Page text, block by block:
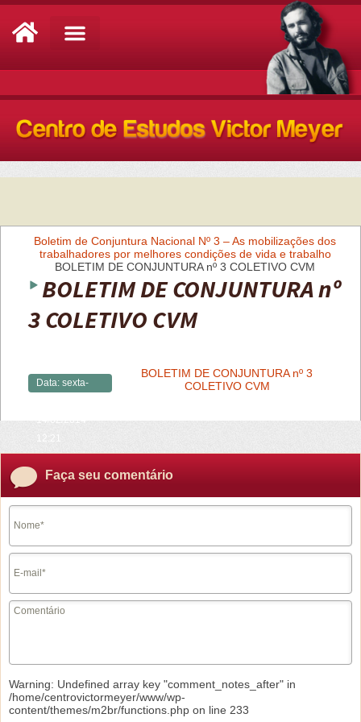
Boletim de Conjuntura Nacional Nº 3 – As mobilizações dos
trabalhadores por melhores condições de vida e trabalho
BOLETIM DE CONJUNTURA nº 3 COLETIVO CVM
BOLETIM DE CONJUNTURA nº
3 COLETIVO CVM
Data: sexta-
14/02/2014 -
12:21
BOLETIM DE CONJUNTURA nº 3
COLETIVO CVM
Faça seu comentário
Warning: Undefined array key "comment_notes_after" in
/home/centrovictormeyer/www/wp-
content/themes/m2br/functions.php on line 233